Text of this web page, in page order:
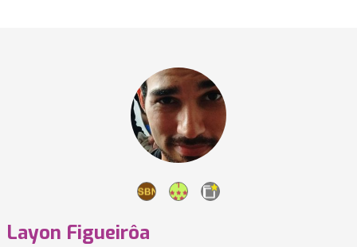
Layon Figueirôa